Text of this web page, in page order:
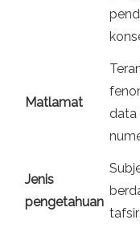
Matlamat
data
Jenis
pengetahuan